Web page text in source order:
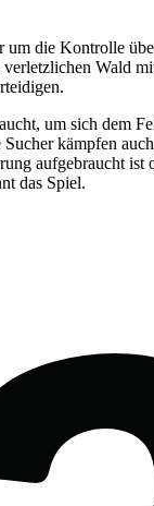
die Kontrolle
Wald
um sich dem
kämpfen
aufgebraucht
das Spiel.